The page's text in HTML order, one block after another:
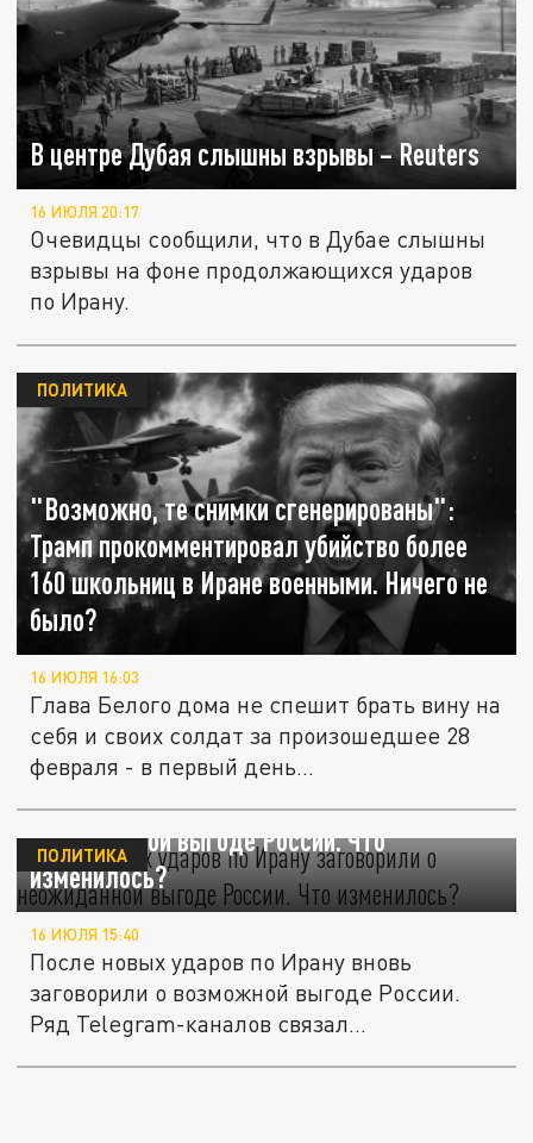
В центре Дубая слышны взрывы – Reuters
16 ИЮЛЯ 20:17
Очевидцы сообщили, что в Дубае слышны
взрывы на фоне продолжающихся ударов
по Ирану.
"Возможно, те снимки сгенерированы":
Трамп прокомментировал убийство более
160 школьниц в Иране военными. Ничего не
было?
ПОЛИТИКА
16 ИЮЛЯ 16:03
Глава Белого дома не спешит брать вину на
себя и своих солдат за произошедшее 28
февраля - в первый день...
После новых ударов по Ирану заговорили о
неожиданной выгоде России. Что
изменилось?
ПОЛИТИКА
16 ИЮЛЯ 15:40
После новых ударов по Ирану вновь
заговорили о возможной выгоде России.
Ряд Telegram-каналов связал...